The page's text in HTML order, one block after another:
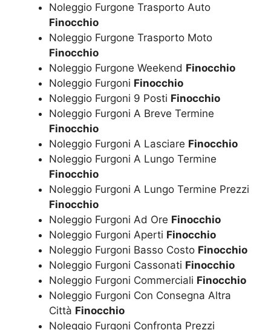
Noleggio Furgone Trasporto Auto
Finocchio
Noleggio Furgone Trasporto Moto
Finocchio
Noleggio Furgone Weekend Finocchio
Noleggio Furgoni Finocchio
Noleggio Furgoni 9 Posti Finocchio
Noleggio Furgoni A Breve Termine
Finocchio
Noleggio Furgoni A Lasciare Finocchio
Noleggio Furgoni A Lungo Termine
Finocchio
Noleggio Furgoni A Lungo Termine Prezzi
Finocchio
Noleggio Furgoni Ad Ore Finocchio
Noleggio Furgoni Aperti Finocchio
Noleggio Furgoni Basso Costo Finocchio
Noleggio Furgoni Cassonati Finocchio
Noleggio Furgoni Commerciali Finocchio
Noleggio Furgoni Con Consegna Altra
Città Finocchio
Noleggio Furgoni Confronta Prezzi